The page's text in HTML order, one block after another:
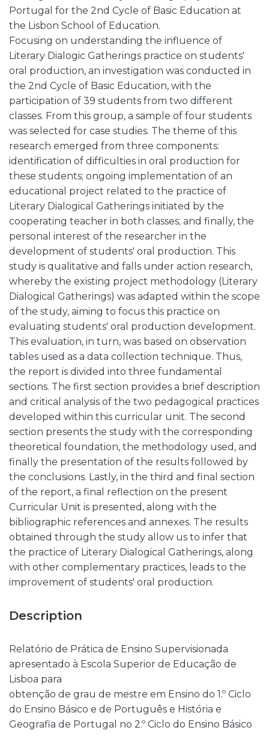
Portugal for the 2nd Cycle of Basic Education at
the Lisbon School of Education.
Focusing on understanding the influence of
Literary Dialogic Gatherings practice on students'
oral production, an investigation was conducted in
the 2nd Cycle of Basic Education, with the
participation of 39 students from two different
classes. From this group, a sample of four students
was selected for case studies. The theme of this
research emerged from three components:
identification of difficulties in oral production for
these students; ongoing implementation of an
educational project related to the practice of
Literary Dialogical Gatherings initiated by the
cooperating teacher in both classes; and finally, the
personal interest of the researcher in the
development of students' oral production. This
study is qualitative and falls under action research,
whereby the existing project methodology (Literary
Dialogical Gatherings) was adapted within the scope
of the study, aiming to focus this practice on
evaluating students' oral production development.
This evaluation, in turn, was based on observation
tables used as a data collection technique. Thus,
the report is divided into three fundamental
sections. The first section provides a brief description
and critical analysis of the two pedagogical practices
developed within this curricular unit. The second
section presents the study with the corresponding
theoretical foundation, the methodology used, and
finally the presentation of the results followed by
the conclusions. Lastly, in the third and final section
of the report, a final reflection on the present
Curricular Unit is presented, along with the
bibliographic references and annexes. The results
obtained through the study allow us to infer that
the practice of Literary Dialogical Gatherings, along
with other complementary practices, leads to the
improvement of students' oral production.
Description
Relatório de Prática de Ensino Supervisionada
apresentado à Escola Superior de Educação de
Lisboa para
obtenção de grau de mestre em Ensino do 1.º Ciclo
do Ensino Básico e de Português e História e
Geografia de Portugal no 2.º Ciclo do Ensino Básico